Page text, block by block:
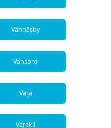
Vännäsby
Vansbro
Vara
Varekil